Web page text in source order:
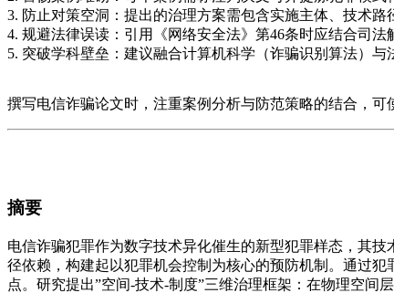
3. 防止对策空洞：提出的治理方案需包含实施主体、技术路
4. 规避法律误读：引用《网络安全法》第46条时应结合司法
5. 突破学科壁垒：建议融合计算机科学（诈骗识别算法）
撰写电信诈骗论文时，注重案例分析与防范策略的结合，
摘要
电信诈骗犯罪作为数字技术异化催生的新型犯罪样态，其
径依赖，构建起以犯罪机会控制为核心的预防机制。通过
点。研究提出”空间-技术-制度”三维治理框架：在物理空